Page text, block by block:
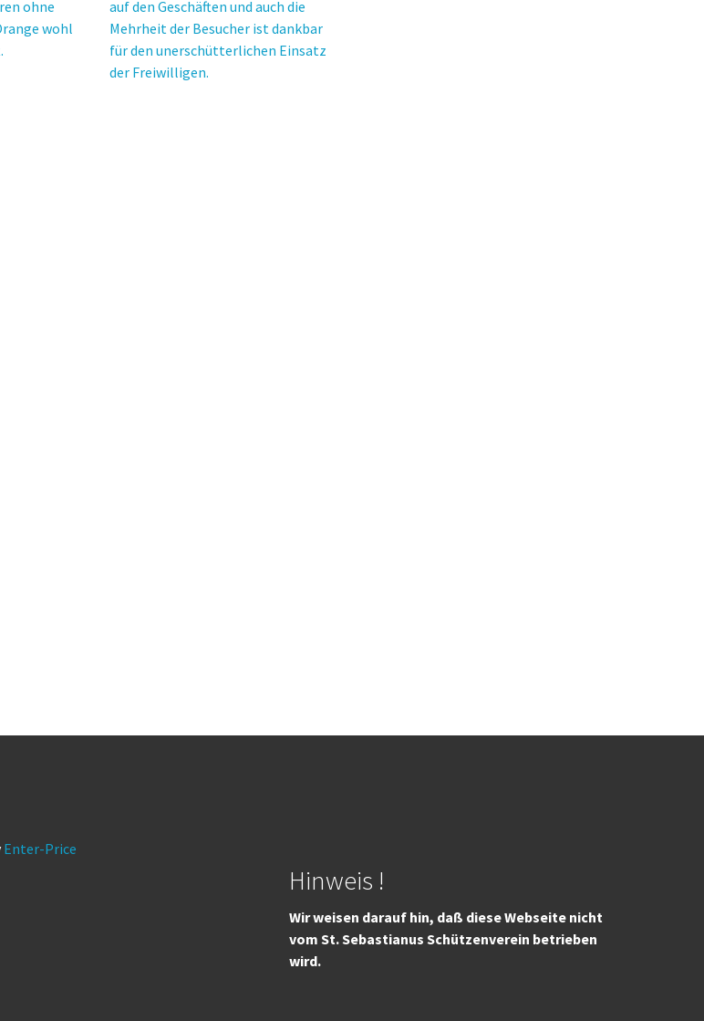
ohne
wohl
auf den Geschäften und auch die
Mehrheit der Besucher ist dankbar
für den unerschütterlichen Einsatz
der Freiwilligen.
Enter-Price
Hinweis !
Wir weisen darauf hin, daß diese Webseite nicht
vom St. Sebastianus Schützenverein betrieben
wird.